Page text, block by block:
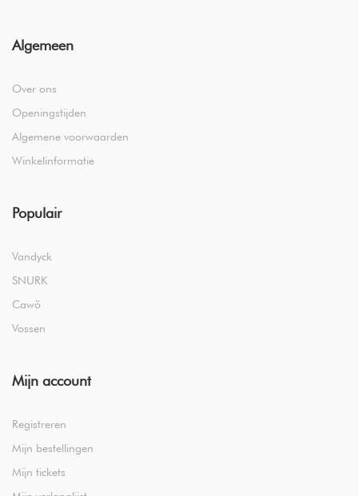
Algemeen
Over ons
Openingstijden
Algemene voorwaarden
Winkelinformatie
Populair
Vandyck
SNURK
Cawö
Vossen
Mijn account
Registreren
Mijn bestellingen
Mijn tickets